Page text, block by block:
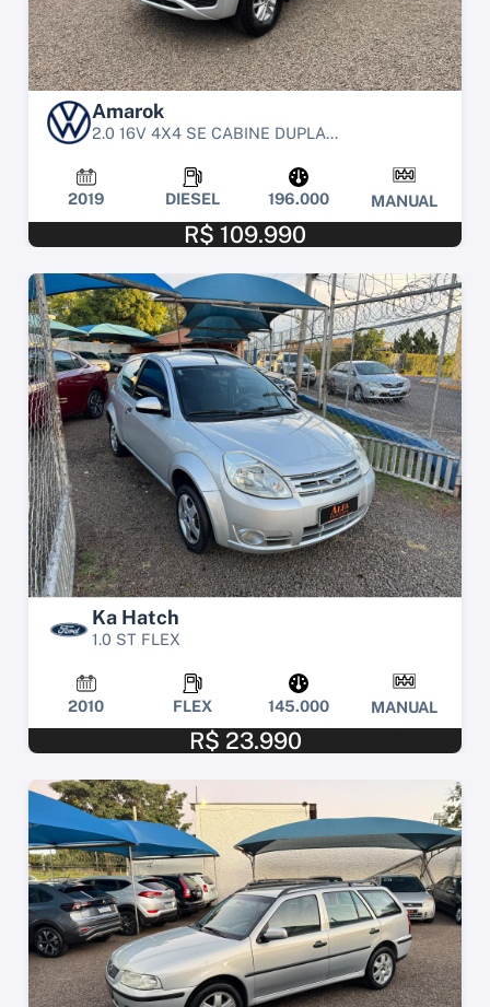
Amarok
2.0 16V 4X4 SE CABINE DUPLA...
2019 DIESEL 196.000 MANUAL
R$ 109.990
Ka Hatch
1.0 ST FLEX
2010 FLEX 145.000 MANUAL
R$ 23.990